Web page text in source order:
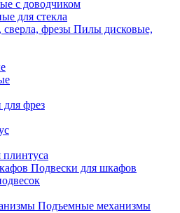
с доводчиком
для стекла
Пилы дисковые,
фрез
Подвески для шкафов
Подъемные механизмы